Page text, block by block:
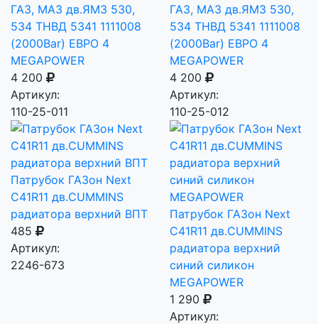
ГАЗ, МАЗ дв.ЯМЗ 530,
534 ТНВД 5341 1111008
(2000Bar) EВРО 4
MEGAPOWER
4 200
Артикул:
110-25-011
ГАЗ, МАЗ дв.ЯМЗ 530,
534 ТНВД 5341 1111008
(2000Bar) EВРО 4
MEGAPOWER
4 200
Артикул:
110-25-012
Патрубок ГАЗон Next
C41R11 дв.CUMMINS
радиатора верхний ВПТ
485
Артикул:
2246-673
Патрубок ГАЗон Next
C41R11 дв.CUMMINS
радиатора верхний
синий силикон
MEGAPOWER
1 290
Артикул: